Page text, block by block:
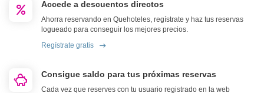
Accede a descuentos directos
Ahorra reservando en Quehoteles, regístrate y haz tus reservas
logueado para conseguir los mejores precios.
Regístrate gratis
Consigue saldo para tus próximas reservas
Cada vez que reserves con tu usuario registrado en la web